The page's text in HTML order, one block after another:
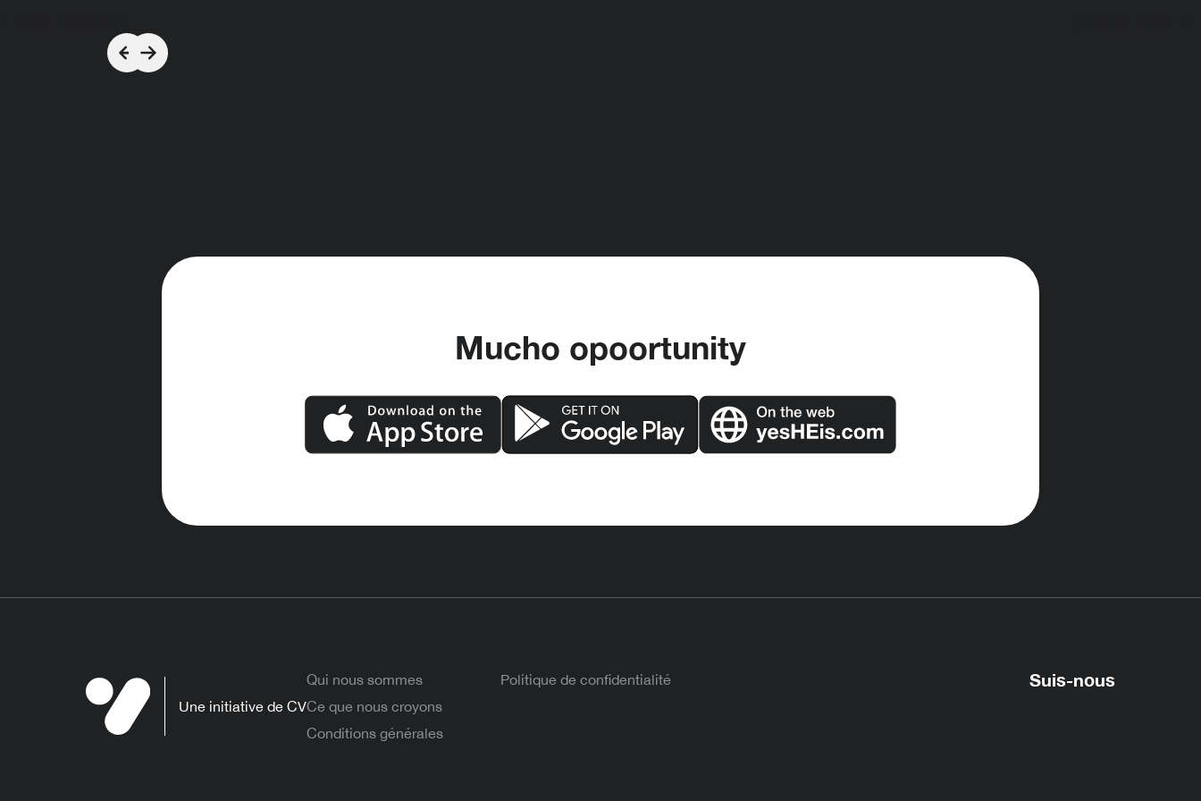
Mucho opoortunity
Une initiative de CV
Qui nous sommes
Ce que nous croyons
Conditions générales
Politique de confidentialité Suis-nous